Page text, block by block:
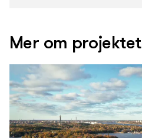
Mer om projektet